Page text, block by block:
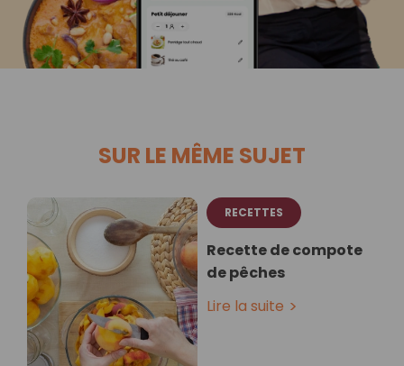
SUR LE MÊME SUJET
RECETTES
Recette de compote
de pêches
Lire la suite